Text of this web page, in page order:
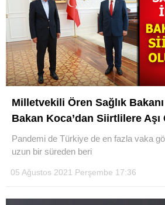
BAYKAN
PERVARI
ŞIRVAN
TILLO
GÜNDEM
Milletvekili Ören Sağlık
Bakan Koca’dan Siirtlilere
Pandemi de Türkiye de en fazla vaka
uzun bir süreden beri
05 Ağustos 2021 Perşembe 17:36